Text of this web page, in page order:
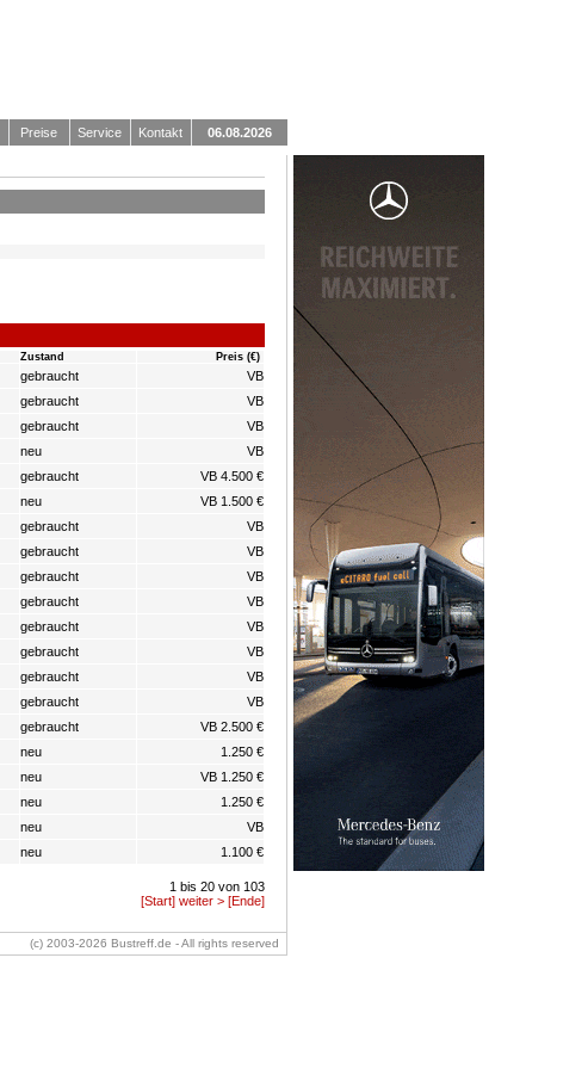
Preise Service Kontakt 06.08.2026
Zustand Preis (€)
gebraucht
VB
gebraucht
VB
gebraucht
VB
neu
VB
gebraucht
VB 4.500 €
neu
VB 1.500 €
gebraucht
VB
gebraucht
VB
gebraucht
VB
gebraucht
VB
gebraucht
VB
gebraucht
VB
gebraucht
VB
gebraucht
VB
gebraucht
VB 2.500 €
neu
1.250 €
neu
VB 1.250 €
neu
1.250 €
neu
VB
neu
1.100 €
1 bis 20 von 103
[Start] weiter > [Ende]
(c) 2003-2026 Bustreff.de - All rights reserved